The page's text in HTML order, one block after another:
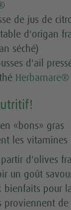
de jus de
d'origan
séché)
d'ail
Herbamare®
«bons» gras
les vitamines
partir d'olives
un goût
bienfaits pour
proviennent de